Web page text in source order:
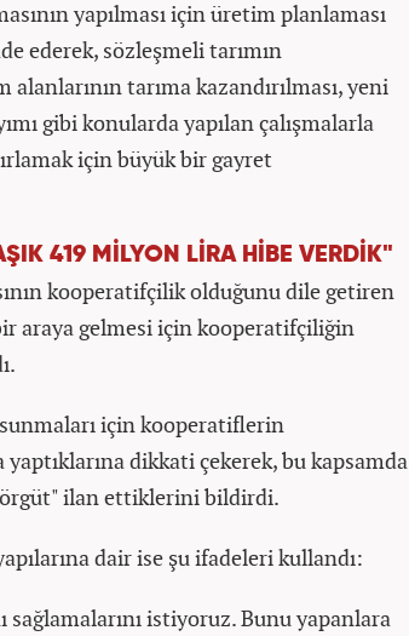
yapılması için üretim planlaması
ederek, sözleşmeli tarımın
alanlarının tarıma kazandırılması, yeni
gibi konularda yapılan çalışmalarla
için büyük bir gayret
419 MİLYON LİRA HİBE VERDİK"
kooperatifçilik olduğunu dile getiren
araya gelmesi için kooperatifçiliğin
için kooperatiflerin
dikkati çekerek, bu kapsamda
örgüt" ilan ettiklerini bildirdi.
dair ise şu ifadeleri kullandı:
istiyoruz. Bunu yapanlara